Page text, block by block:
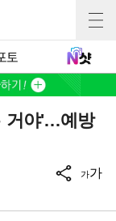
토
거야'…예방
가가